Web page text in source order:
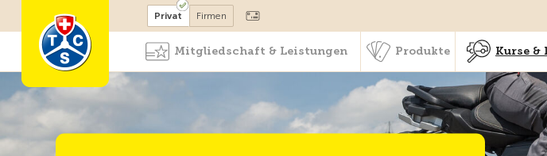
Mitglied werden
Privat Firmen
Mitgliedschaft & Leistungen Produkte Kurse &